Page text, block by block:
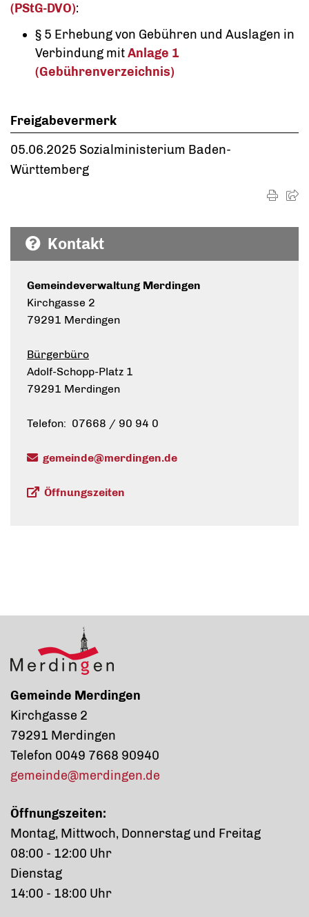
(PStG-DVO):
§ 5 Erhebung von Gebühren und Auslagen in
Verbindung mitAnlage 1
(Gebührenverzeichnis)
Freigabevermerk
05.06.2025 Sozialministerium Baden-
Württemberg
Kontakt
Gemeindeverwaltung Merdingen
Kirchgasse 2
79291 Merdingen
Bürgerbüro
Adolf-Schopp-Platz 1
79291 Merdingen
Telefon: 07668 / 90 94 0
gemeinde@merdingen.de
Öffnungszeiten
Gemeinde Merdingen
Kirchgasse 2
79291 Merdingen
Telefon 0049 7668 90940
gemeinde@merdingen.de
Öffnungszeiten:
Montag, Mittwoch, Donnerstag und Freitag
08:00 - 12:00 Uhr
Dienstag
14:00 - 18:00 Uhr